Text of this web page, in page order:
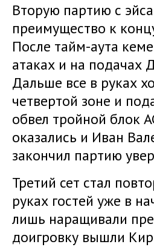
Вторую партию с
преимущество к
После тайм-аута
атаках и на подачах
Дальше все в руках
четвертой зоне и
обвел тройной блок
оказались и Иван
закончил партию
Третий сет стал
руках гостей уже в
лишь наращивали
доигровку вышли